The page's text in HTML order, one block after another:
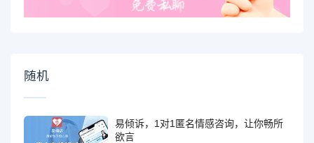
随机
易倾诉，1对1匿名情感咨询，让你畅所
欲言